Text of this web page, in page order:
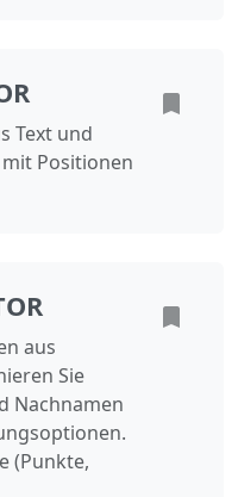
Text und
mit Positionen
aus
Sie
Nachnamen
(Punkte,